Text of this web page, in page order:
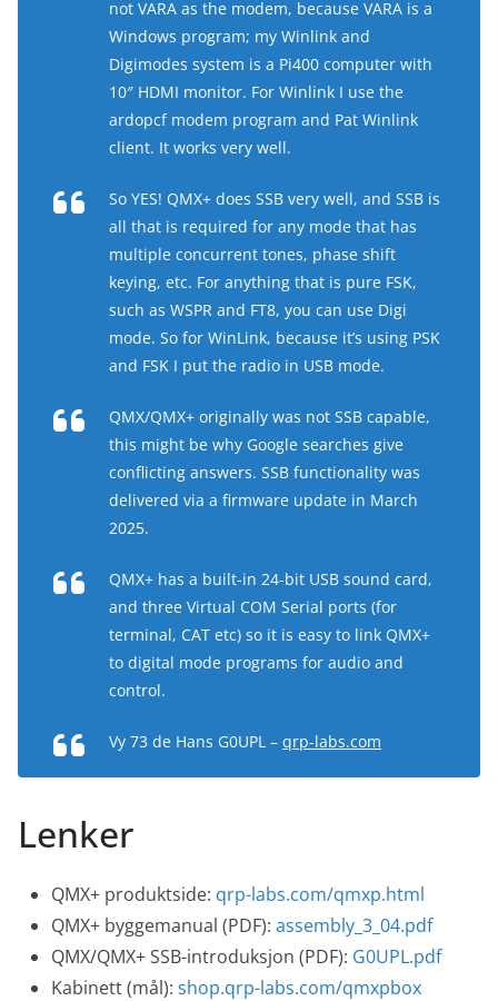
not VARA as the modem, because VARA is a
Windows program; my Winlink and
Digimodes system is a Pi400 computer with
10″ HDMI monitor. For Winlink I use the
ardopcf modem program and Pat Winlink
client. It works very well.
So YES! QMX+ does SSB very well, and SSB is
all that is required for any mode that has
multiple concurrent tones, phase shift
keying, etc. For anything that is pure FSK,
such as WSPR and FT8, you can use Digi
mode. So for WinLink, because it’s using PSK
and FSK I put the radio in USB mode.
QMX/QMX+ originally was not SSB capable,
this might be why Google searches give
conflicting answers. SSB functionality was
delivered via a firmware update in March
2025.
QMX+ has a built-in 24-bit USB sound card,
and three Virtual COM Serial ports (for
terminal, CAT etc) so it is easy to link QMX+
to digital mode programs for audio and
control.
Vy 73 de Hans G0UPL – qrp-labs.com
Lenker
QMX+ produktside: qrp-labs.com/qmxp.html
QMX+ byggemanual (PDF): assembly_3_04.pdf
QMX/QMX+ SSB-introduksjon (PDF): G0UPL.pdf
Kabinett (mål): shop.qrp-labs.com/qmxpbox